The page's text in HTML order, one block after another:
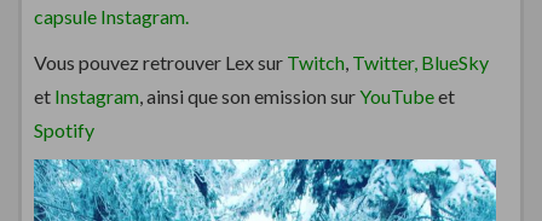
capsule Instagram.
Vous pouvez retrouver Lex sur Twitch Twitter, BlueSky
et Instagram , ainsi que son emission surYouTubeet
Spotify